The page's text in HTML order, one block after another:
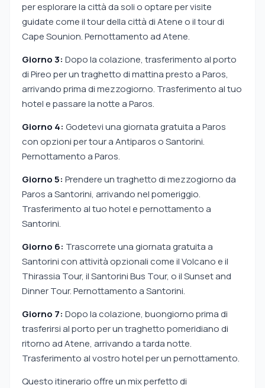
per esplorare la città da soli o optare per visite
guidate come il tour della città di Atene o il tour di
Cape Sounion. Pernottamento ad Atene.
Giorno 3: Dopo la colazione, trasferimento al porto
di Pireo per un traghetto di mattina presto a Paros,
arrivando prima di mezzogiorno. Trasferimento al tuo
hotel e passare la notte a Paros.
Giorno 4: Godetevi una giornata gratuita a Paros
con opzioni per tour a Antiparos o Santorini.
Pernottamento a Paros.
Giorno 5: Prendere un traghetto di mezzogiorno da
Paros a Santorini, arrivando nel pomeriggio.
Trasferimento al tuo hotel e pernottamento a
Santorini.
Giorno 6: Trascorrete una giornata gratuita a
Santorini con attività opzionali come il Volcano e il
Thirassia Tour, il Santorini Bus Tour, o il Sunset and
Dinner Tour. Pernottamento a Santorini.
Giorno 7: Dopo la colazione, buongiorno prima di
trasferirsi al porto per un traghetto pomeridiano di
ritorno ad Atene, arrivando a tarda notte.
Trasferimento al vostro hotel per un pernottamento.
Questo itinerario offre un mix perfetto di